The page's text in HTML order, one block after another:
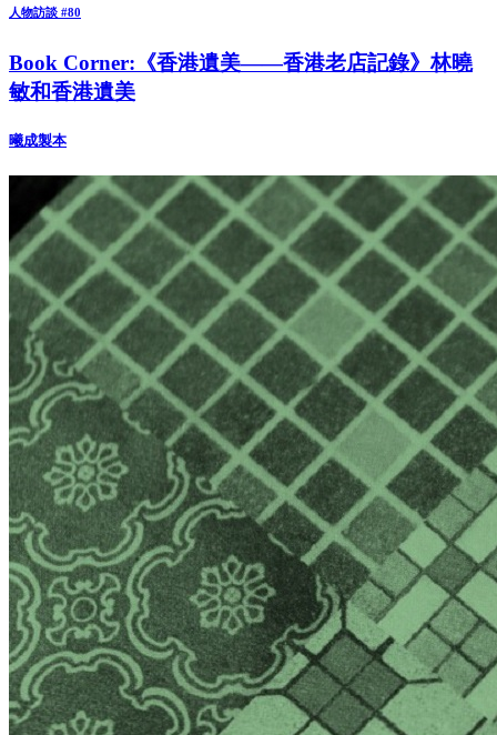
人物訪談 #80
Book Corner:《香港遺美——香港老店記錄》林曉
敏和香港遺美
曦成製本